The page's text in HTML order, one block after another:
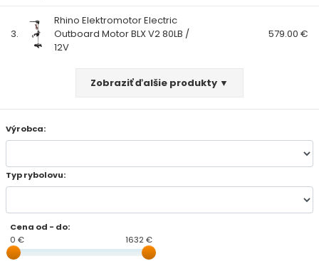
3.
Rhino Elektromotor Electric
Outboard Motor BLX V2 80LB /
12V
579.00 €
Zobraziť ďalšie produkty ▼
Výrobca:
Typ rybolovu:
Cena od - do:
0 €
1632 €
KAPROVÉ PRÚTY
PRÍVLAČOVÉ PRÚTY
SPODOVÉ A MARKEROVACIE PRÚTY